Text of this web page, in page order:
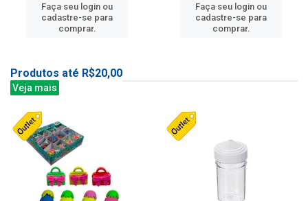
Faça seu login ou
cadastre-se para
comprar.
Faça seu login ou
cadastre-se para
comprar.
Produtos até R$20,00
Veja mais